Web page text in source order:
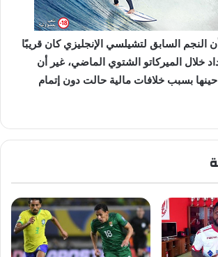
النجم السابق لتشيلسي الإنجليزي كان قريبًا
خلال الميركاتو الشتوي الماضي، غير أن
بسبب خلافات مالية حالت دون إتمام